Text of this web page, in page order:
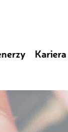
Kariera